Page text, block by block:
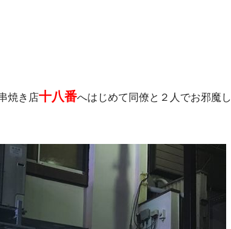
焼き店十八番へはじめて同僚と２人でお邪魔し